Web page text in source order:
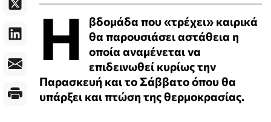
Η
βδομάδα που «τρέχει» καιρικά
θα παρουσιάσει αστάθεια η
οποία αναμένεται να
επιδεινωθεί κυρίως την
Παρασκευή και το Σάββατο όπου θα
υπάρξει και πτώση της θερμοκρασίας.